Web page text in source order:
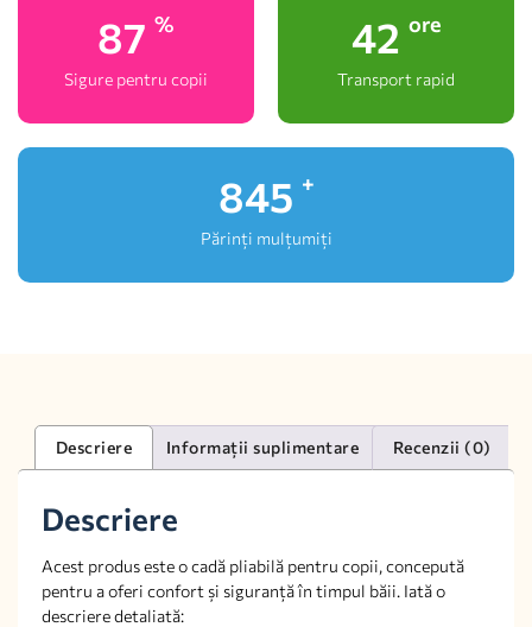
100 %
Sigure pentru copii
48 ore
Transport rapid
999 +
Părinți mulțumiți
Descriere Informații suplimentare Recenzii (0)
Descriere
Acest produs este o cadă pliabilă pentru copii, concepută
pentru a oferi confort și siguranță în timpul băii. Iată o
descriere detaliată: